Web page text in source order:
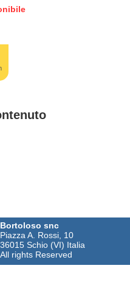
Bortoloso snc
Piazza A. Rossi, 10
36015 Schio (VI) Italia
All rights Reserved